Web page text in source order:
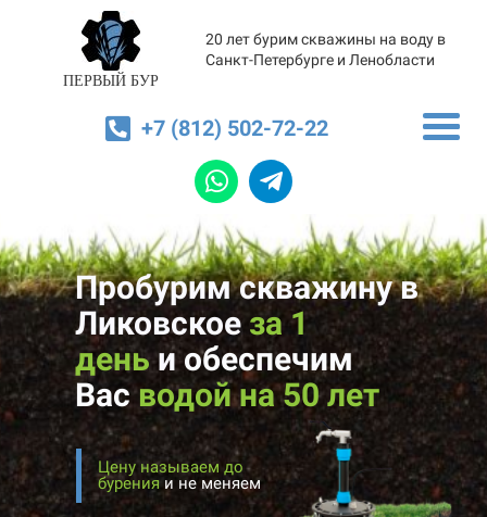
ПЕРВЫЙ БУР
20 лет бурим скважины на воду в
Санкт-Петербурге и Ленобласти
+7 (812) 502-72-22
Пробурим скважину в
Ликовскоеза 1
деньиобеспечим
Васводой на 50 лет
Цену называем до
буренияи не меняем